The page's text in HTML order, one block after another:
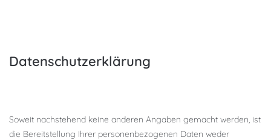
Datenschutzerklärung
Soweit nachstehend keine anderen Angaben gemacht werden, ist
die Bereitstellung Ihrer personenbezogenen Daten weder